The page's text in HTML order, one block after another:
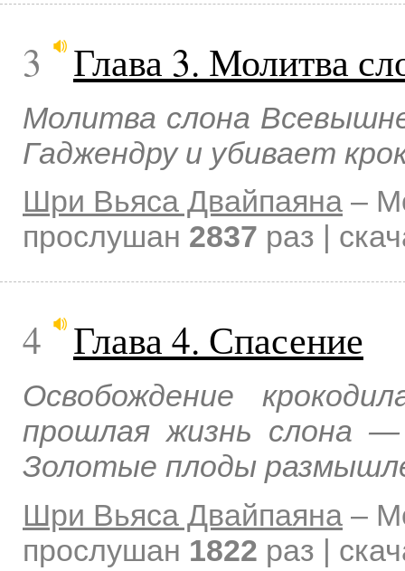
3 Глава 3. Молитва
Молитва слона
Гаджендру и убивает
Шри Вьяса Двайпаяна –
прослушан 2837 раз |
4 Глава 4. Спасение
Освобождение
прошлая жизнь слона
Золотые плоды
Шри Вьяса Двайпаяна –
прослушан 1822 раз |